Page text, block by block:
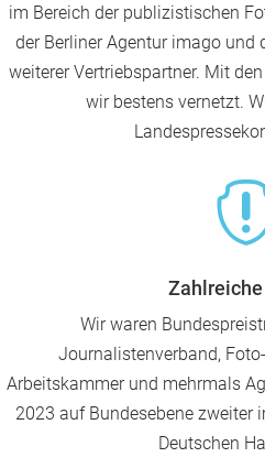
im Bereich der publizistischen
der Berliner Agentur imago und
weiterer Vertriebspartner. Mit
wir bestens vernetzt.
Wir waren
Journalistenverband,
Arbeitskammer und mehrmals
2023 auf Bundesebene zweiter
Deutschen